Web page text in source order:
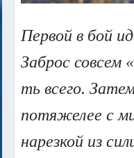
Первой в бой
Заброс совсем
ть всего.
потяжелее с
нарезкой из